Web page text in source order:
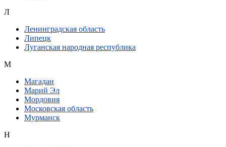
Л
Ленинградская область
Липецк
Луганская народная республика
М
Магадан
Марий Эл
Мордовия
Московская область
Мурманск
Н